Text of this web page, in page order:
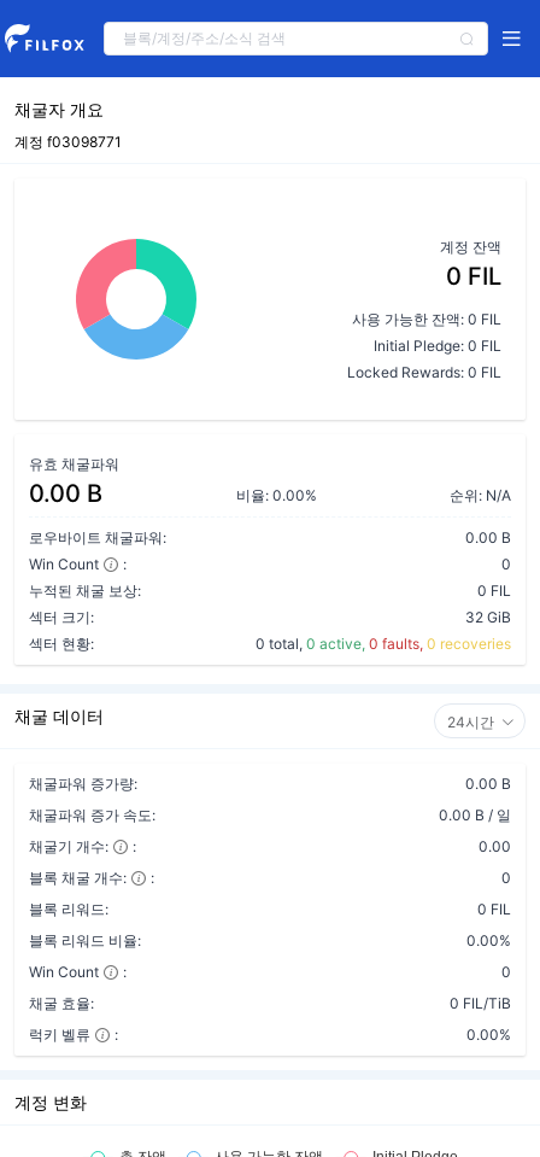
채굴자 개요
계정 f03098771
계정 잔액
0 FIL
사용 가능한 잔액: 0 FIL
Initial Pledge: 0 FIL
Locked Rewards: 0 FIL
유효 채굴파워
0.00 B 비율: 0.00% 순위: N/A
로우바이트 채굴파워:
0.00 B
Win Count
:
0
누적된 채굴 보상:
0 FIL
섹터 크기:
32 GiB
섹터 현황:
0 total, 0 active, 0 faults, 0 recoveries
채굴 데이터 24시간
채굴파워 증가량:
0.00 B
채굴파워 증가 속도:
0.00 B / 일
채굴기 개수:
:
0.00
블록 채굴 개수:
:
0
블록 리워드:
0 FIL
블록 리워드 비율:
0.00%
Win Count
:
0
채굴 효율:
0 FIL/TiB
럭키 벨류
: 0.00%
계정 변화